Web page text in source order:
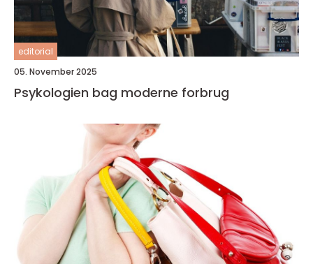
editorial
05. November 2025
Psykologien bag moderne forbrug